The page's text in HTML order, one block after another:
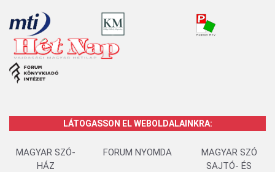
LÁTOGASSON EL WEBOLDALAINKRA:
MAGYAR SZÓ-
HÁZ
FORUM NYOMDA
MAGYAR SZÓ
SAJTÓ- ÉS